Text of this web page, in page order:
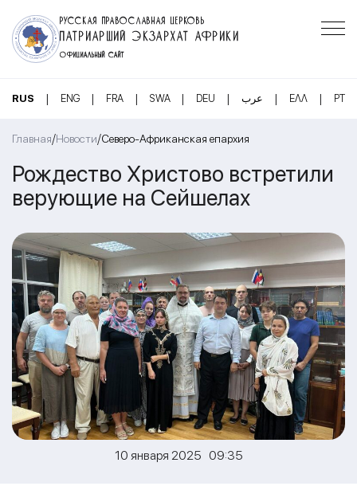
РУССКАЯ ПРАВОСЛАВНАЯ ЦЕРКОВЬ
ПАТРИАРШИЙ ЭКЗАРХАТ АФРИКИ
ОФИЦИАЛЬНЫЙ САЙТ
RUS | ENG | FRA | SWA | DEU | عرب | ΕΛΛ | PT
Главная/Новости/Северо-Африканская епархия
Рождество Христово встретили
верующие на Сейшелах
10 января 2025 09:35